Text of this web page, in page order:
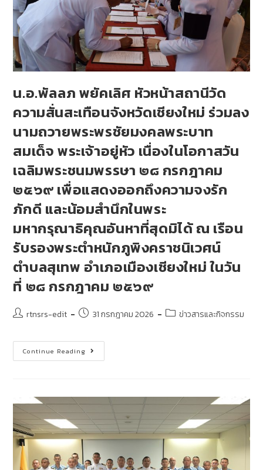
น.อ.พัลลภ พยัคเลิศ หัวหน้าสถานีวัด
ความสั่นสะเทือนจังหวัดเชียงใหม่ ร่วมลง
นามถวายพระพรชัยมงคลพระบาท
สมเด็จ พระเจ้าอยู่หัว เนื่องในโอกาสวัน
เฉลิมพระชนมพรรษา ๒๘ กรกฎาคม
๒๕๖๙ เพื่อแสดงออกถึงความจงรัก
ภักดี และน้อมสำนึกในพระ
มหากรุณาธิคุณอันหาที่สุดมิได้ ณ เรือน
รับรองพระตำหนักภูพิงคราชนิเวศน์
ตำบลสุเทพ อำเภอเมืองเชียงใหม่ ในวัน
ที่ ๒๘ กรกฎาคม ๒๕๖๙
rtnsrs-edit 31 กรกฎาคม 2026 ข่าวสารและกิจกรรม
Continue Reading